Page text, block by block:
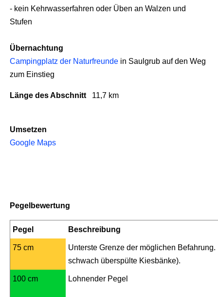
- kein Kehrwasserfahren oder Üben an Walzen und
Stufen
Übernachtung
Campingplatz der Naturfreunde in Saulgrub auf den Weg
zum Einstieg
Länge des Abschnitt 11,7 km
Umsetzen
Google Maps
Pegelbewertung
Pegel Beschreibung
75 cm
Unterste Grenze der möglichen Befahrung.
schwach überspülte Kiesbänke).
100 cm Lohnender Pegel